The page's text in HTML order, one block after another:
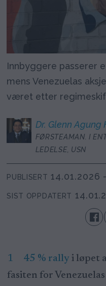
Innbyggere passerer
mens Venezuelas
været etter
Dr. Glenn Agung
FØRSTEAMAN. I
LEDELSE, USN
PUBLISERT 14.01.2026
SIST OPPDATERT
145 % rally i løpet
fasiten for